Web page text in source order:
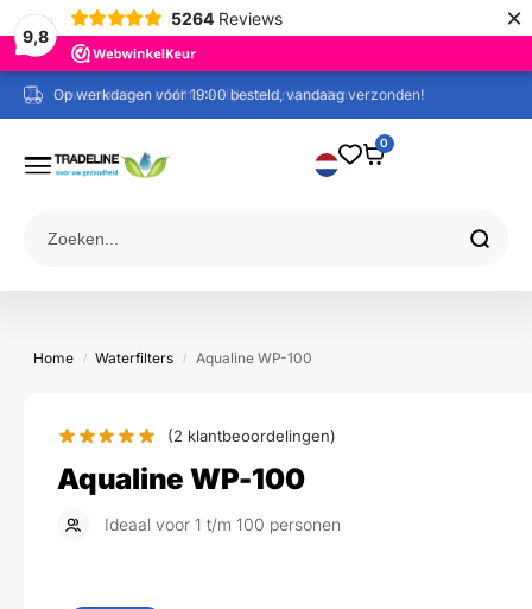
9,8
5264 Reviews ×
Op werkdagen vóór 19:00 besteld, vandaag verzonden!
0
Home / Waterfilters / Aqualine WP-100
(2 klantbeoordelingen)
Aqualine WP-100
Ideaal voor 1 t/m 100 personen